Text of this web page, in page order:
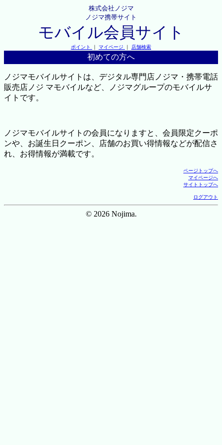
株式会社ノジマ
ノジマ携帯サイト
モバイル会員サイト
ポイント ｜ マイページ ｜ 店舗検索
初めての方へ
ノジマモバイルサイトは、デジタル専門店ノジマ・携帯電話
販売店ノジ マモバイルなど、ノジマグループのモバイルサ
イトです。
ノジマモバイルサイトの会員になりますと、会員限定クーポ
ンや、お誕生日クーポン、店舗のお買い得情報などが配信さ
れ、お得情報が満載です。
ページトップへ
マイページへ
サイトトップへ
ログアウト
© 2026 Nojima.